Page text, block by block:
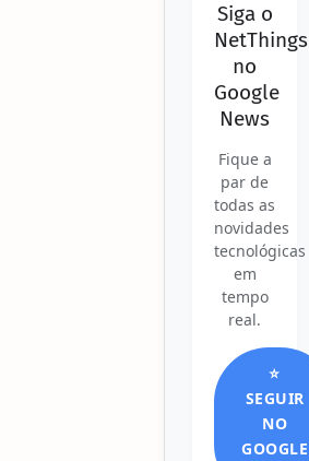
Siga o
NetThings
no
Google
News
Fique a
par de
todas as
novidades
tecnológicas
em
tempo
real.
⭐
SEGUIR
NO
GOOGLE